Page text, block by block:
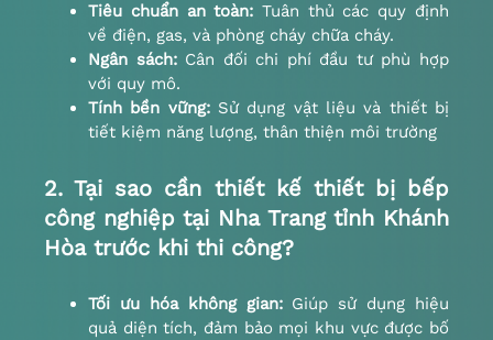
Tiêu chuẩn an toàn: Tuân thủ các quy định
về điện, gas, và phòng cháy chữa cháy.
Ngân sách:Cân đối chi phí đầu tư phù hợp
với quy mô.
Tính bền vững: Sử dụng vật liệu và thiết bị
tiết kiệm năng lượng, thân thiện môi trường
2. Tại sao cần thiết kế thiết bị bếp
công nghiệp tại Nha Trang tỉnh Khánh
Hòa trước khi thi công?
Tối ưu hóa không gian:Giúp sử dụng hiệu
quả diện tích, đảm bảo mọi khu vực được bố